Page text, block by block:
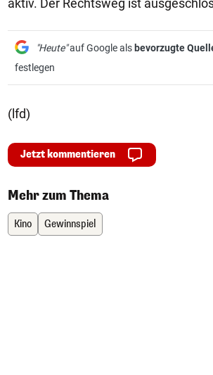
aktiv. Der Rechtsweg ist
"Heute"auf Google als bevorzugte
festlegen
(lfd)
Jetzt kommentieren
Mehr zum Thema
Kino Gewinnspiel